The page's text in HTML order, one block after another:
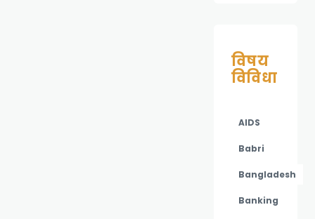
विषय
विविधा
AIDS
Babri
Bangladesh
Banking